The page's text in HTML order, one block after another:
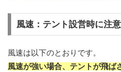
風速：テント設営時に注
風速は以下のとおりです。
風速が強い場合、テントが飛ば